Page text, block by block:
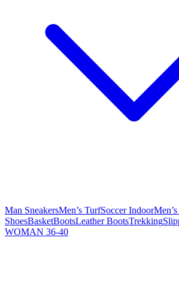
Man SneakersMen’s TurfSoccer Indoor
ShoesBasketBootsLeather BootsTrekking
WOMAN 36-40